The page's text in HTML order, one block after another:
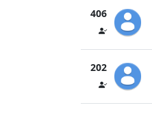
406
202